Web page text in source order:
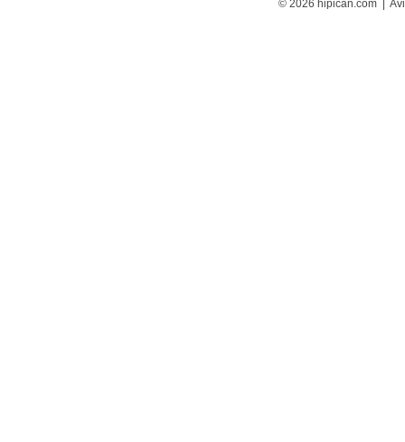
© 2026 hipican.com |